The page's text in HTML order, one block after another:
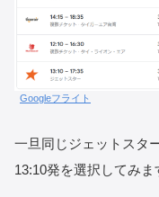
Googleフライト
一旦同じジェットスタ
13:10発を選択してみま